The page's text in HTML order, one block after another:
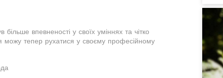
впевненості у своїх уміннях та чітко
тепер рухатися у своєму професійному